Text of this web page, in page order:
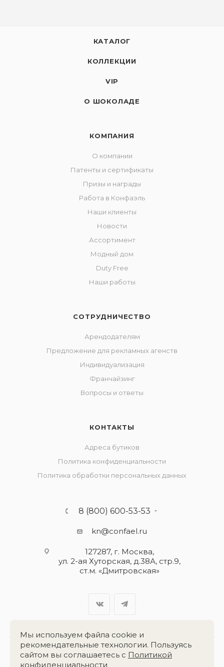
КАТАЛОГ
КОЛЛЕКЦИИ
VIP
О ШОКОЛАДЕ
КОМПАНИЯ
О компании
Патенты и сертификаты
Призы и награды
Работа в Конфаэль
Наши клиенты
Новости
Ассортимент
Модный дом
Duty Free
Наши работы
СОТРУДНИЧЕСТВО
Арендодателям
Предложение для рекламных агенств
Индивидуализация
Франчайзинг
Вопросы и ответы
КОНТАКТЫ
Адреса бутиков
Политика конфиденциальности
Политика обработки персональных данных
8 (800) 600-53-53
kn@confael.ru
127287, г. Москва,
ул. 2-ая Хуторская, д.38А, стр.9,
ст.м. «Дмитровская»
Разработка сайта:
Мы используем файла cookie и
рекомендательные технологии. Пользуясь
сайтом вы соглашаетесь с Политикой
конфиденциальности